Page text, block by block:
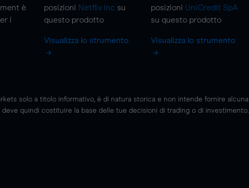
è
i
posizioni Netflix Inc su
questo prodotto
Visualizza lo strumento
posizioni UniCredit SpA
su questo prodotto
Visualizza lo strumento
solo a titolo informativo, è di natura storica e non intende fornire alcuna
quindi costituire la base delle tue decisioni di trading o di investimento.